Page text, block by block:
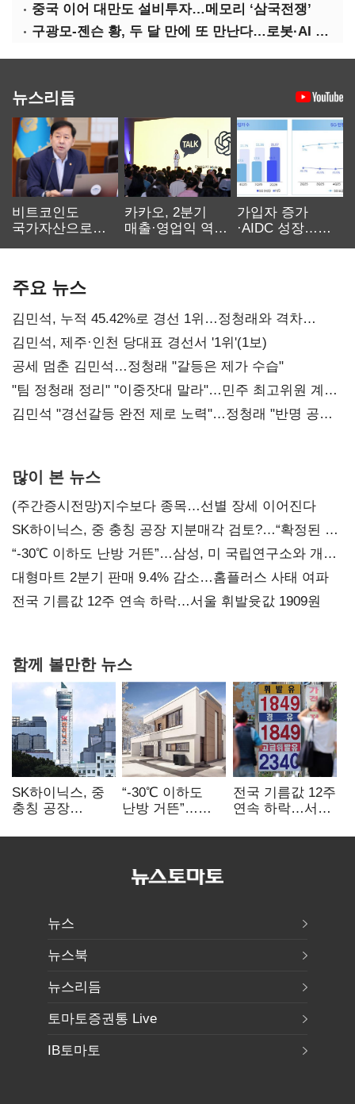
중국 이어 대만도 설비투자…메모리 ‘삼국전쟁’
구광모-젠슨 황, 두 달 만에 또 만난다…로봇·AI 등 논의
뉴스리듬
비트코인도
국가자산으로…'
카카오, 2분기
매출·영업익 역대
가입자 증가
·AIDC 성장…
주요 뉴스
김민석, 누적 45.42%로 경선 1위…정청래와 격차
0.86%p(2보)
김민석, 제주·인천 당대표 경선서 '1위'(1보)
공세 멈춘 김민석…정청래 "갈등은 제가 수습"
"팀 정청래 정리" "이중잣대 말라"…민주 최고위원 계파
다툼 격화
김민석 "경선갈등 완전 제로 노력"…정청래 "반명 공세
많이 본 뉴스
(주간증시전망)지수보다 종목…선별 장세 이어진다
SK하이닉스, 중 충칭 공장 지분매각 검토?…“확정된 바
없어”
“-30℃ 이하도 난방 거뜬”…삼성, 미 국립연구소와 개발
협력
대형마트 2분기 판매 9.4% 감소…홈플러스 사태 여파
전국 기름값 12주 연속 하락…서울 휘발윳값 1909원
함께 볼만한 뉴스
SK하이닉스, 중
충칭 공장
검토?…“확정된
“-30℃ 이하도
난방 거뜬”…
국립연구소와
전국 기름값 12주
연속 하락…서울
뉴스
뉴스북
뉴스리듬
토마토증권통 Live
IB토마토